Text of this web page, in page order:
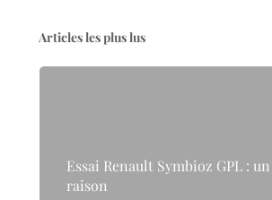
Articles les plus lus
Essai Renault Symbioz GPL :
raison